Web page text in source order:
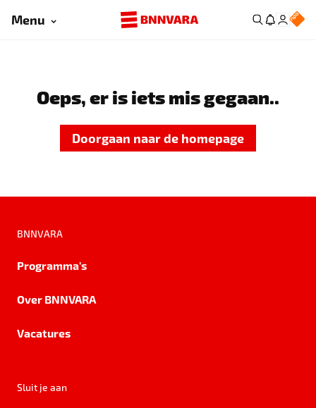
Menu
Oeps, er is iets mis gegaan..
Doorgaan naar de homepage
BNNVARA
Programma's
Over BNNVARA
Vacatures
Sluit je aan